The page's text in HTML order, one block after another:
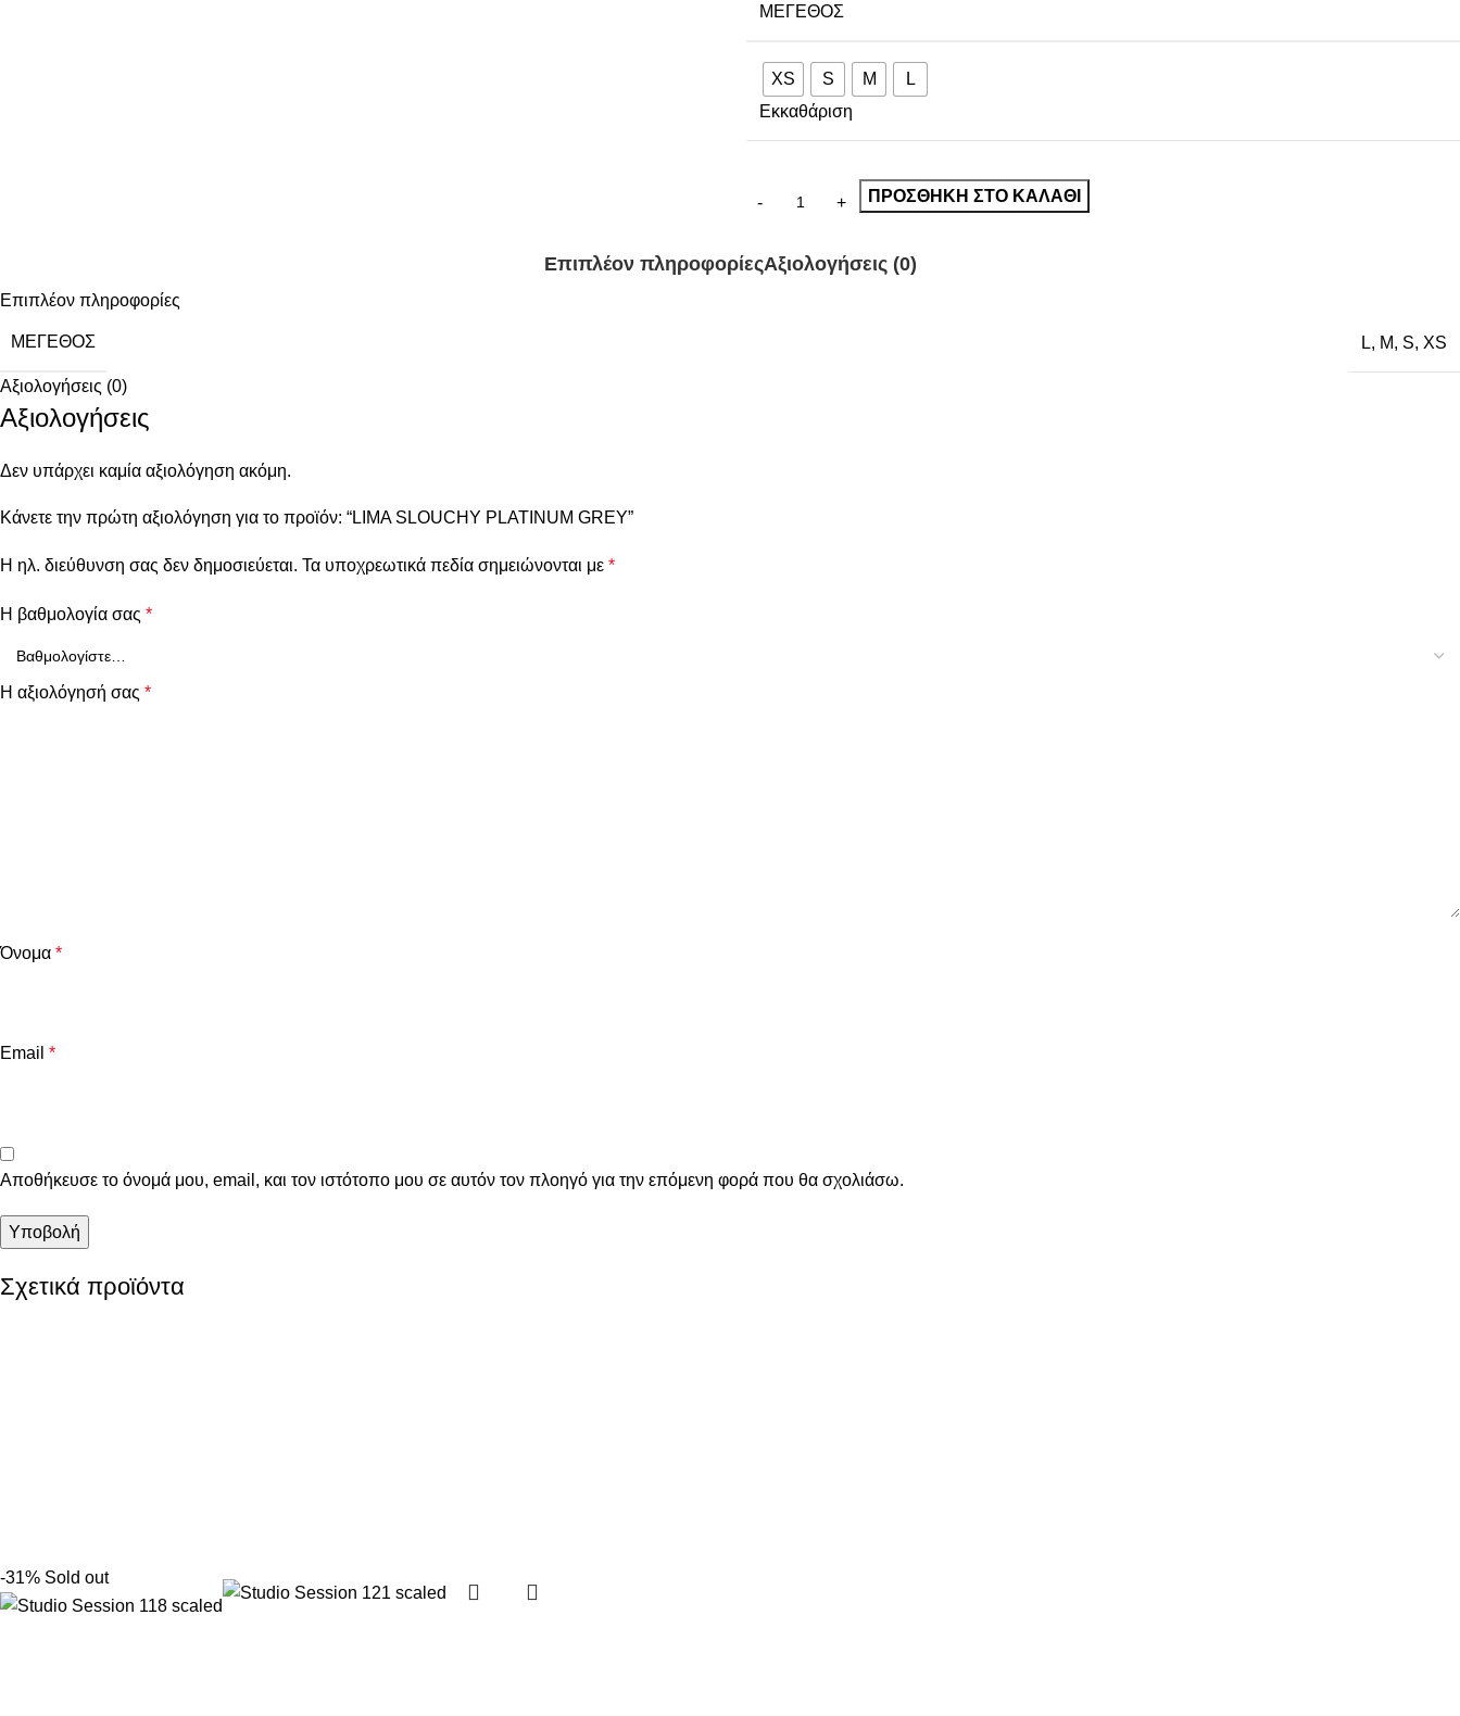
ΜΈΓΕΘΟΣ
XS S M
L
Εκκαθάριση
ΠΡΟΣΘΉΚΗ ΣΤΟ ΚΑΛΆΘΙ
Επιπλέον πληροφορίεςΑξιολογήσεις (0)
Επιπλέον πληροφορίες
ΜΈΓΕΘΟΣ L, M, S, XS
Αξιολογήσεις (0)
Αξιολογήσεις
Δεν υπάρχει καμία αξιολόγηση ακόμη.
Κάνετε την πρώτη αξιολόγηση για το προϊόν: “LIMA SLOUCHY PLATINUM GREY”
Η ηλ. διεύθυνση σας δεν δημοσιεύεται. Τα υποχρεωτικά πεδία σημειώνονται με *
Η βαθμολογία σας *
Η αξιολόγησή σας *
Όνομα *
Email *
Αποθήκευσε το όνομά μου, email, και τον ιστότοπο μου σε αυτόν τον πλοηγό για την επόμενη φορά που θα σχολιάσω.
Σχετικά προϊόντα
-31% Sold out